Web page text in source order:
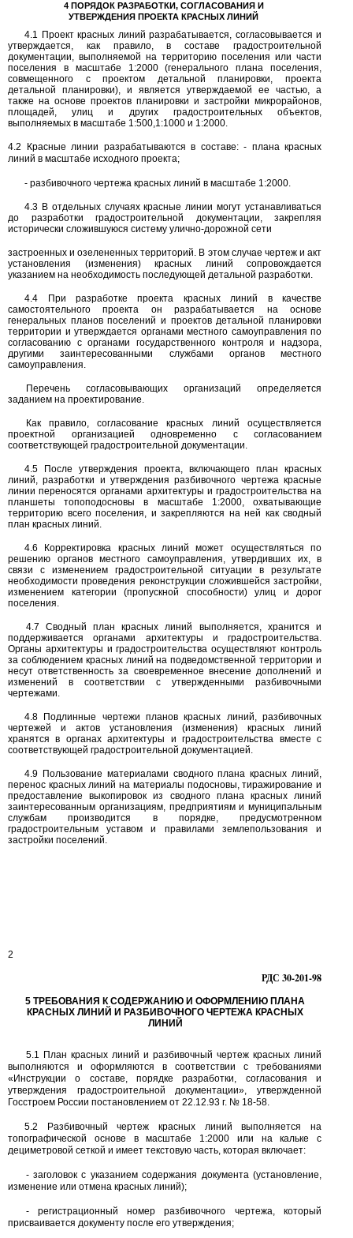
4ПОРЯДОК РАЗРАБОТКИ, СОГЛАСОВАНИЯ И
УТВЕРЖДЕНИЯ ПРОЕКТА КРАСНЫХ ЛИНИЙ
4.1 Проект красных линий разрабатывается, согласовывается и
утверждается, как правило, в составе градостроительной
документации, выполняемой на территорию поселения или части
поселения в масштабе 1:2000(генерального плана поселения,
совмещенного с проектом детальной планировки, проекта
детальной планировки), и является утверждаемой ее частью, а
также на основе проектов планировки и застройки микрорайонов,
площадей, улиц и других градостроительных объектов,
выполняемых в масштабе 1:500,1:1000 и 1:2000.
4.2 Красные линии разрабатываются в составе: - плана красных
линий в масштабе исходного проекта;
- разбивочного чертежа красных линий в масштабе 1:2000.
4.3 В отдельных случаях красные линии могут устанавливаться
до разработки градостроительной документации, закрепляя
исторически сложившуюся систему улично-дорожной сети
застроенных и озелененных территорий. В этом случае чертеж и акт
установления (изменения) красных линий сопровождается
указанием на необходимость последующей детальной разработки.
4.4 При разработке проекта красных линий в качестве
самостоятельного проекта он разрабатывается на основе
генеральных планов поселений и проектов детальной планировки
территории и утверждается органами местного самоуправления по
согласованию с органами государственного контроля и надзора,
другими заинтересованными службами органов местного
самоуправления.
Перечень согласовывающих организаций определяется
заданием на проектирование.
Как правило, согласование красных линий осуществляется
проектной организацией одновременно с согласованием
соответствующей градостроительной документации.
4.5 После утверждения проекта, включающего план красных
линий, разработки и утверждения разбивочного чертежа красные
линии переносятся органами архитектуры и градостроительства на
планшеты топоподосновы в масштабе 1:2000,охватывающие
территорию всего поселения, и закрепляются на ней как сводный
план красных линий.
4.6 Корректировка красных линий может осуществляться по
решению органов местного самоуправления, утвердивших их, в
связи с изменением градостроительной ситуации в результате
необходимости проведения реконструкции сложившейся застройки,
изменением категории (пропускной способности) улиц и дорог
поселения.
4.7 Сводный план красных линий выполняется, хранится и
поддерживается органами архитектуры и градостроительства.
Органы архитектуры и градостроительства осуществляют контроль
за соблюдением красных линий на подведомственной территории и
несут ответственность за своевременное внесение дополнений и
изменений в соответствии с утвержденными разбивочными
чертежами.
4.8 Подлинные чертежи планов красных линий, разбивочных
чертежей и актов установления (изменения) красных линий
хранятся в органах архитектуры и градостроительства вместе с
соответствующей градостроительной документацией.
4.9 Пользование материалами сводного плана красных линий,
перенос красных линий на материалы подосновы, тиражирование и
предоставление выкопировок из сводного плана красных линий
заинтересованным организациям, предприятиям и муниципальным
службам производится в порядке, предусмотренном
градостроительным уставом и правилами землепользования и
застройки поселений.
2
РДС 30-201-98
5 ТРЕБОВАНИЯ К СОДЕРЖАНИЮ И ОФОРМЛЕНИЮ ПЛАНА
КРАСНЫХ ЛИНИЙ И РАЗБИВОЧНОГО ЧЕРТЕЖА КРАСНЫХ
ЛИНИЙ
5.1
План красных линий и разбивочный чертеж красных линий
выполняются и оформляются в соответствии с требованиями
«Инструкции о составе, порядке разработки, согласования и
утверждения градостроительной документации», утвержденной
Госстроем России постановлением от 22.12.93 г. № 18-58.
5.2 Разбивочный чертеж красных линий выполняется на
топографической основе в масштабе 1:2000 или на кальке с
дециметровой сеткой и имеет текстовую часть, которая включает:
-заголовок с указанием содержания документа (установление,
изменение или отмена красных линий);
-регистрационный номер разбивочного чертежа, который
присваивается документу после его утверждения;